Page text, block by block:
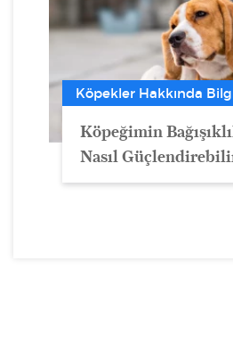
Köpekler Hakkında
Köpeğimin
Nasıl